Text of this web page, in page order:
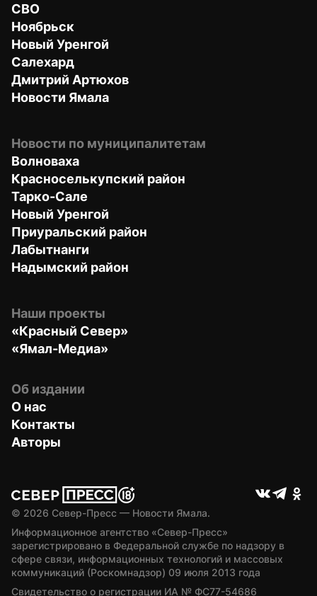
СВО
Ноябрьск
Новый Уренгой
Салехард
Дмитрий Артюхов
Новости Ямала
Новости по муниципалитетам
Волноваха
Красноселькупский район
Тарко-Сале
Новый Уренгой
Приуральский район
Лабытнанги
Надымский район
Наши проекты
«Красный Север»
«Ямал-Медиа»
Об издании
О нас
Контакты
Авторы
© 2026 Север-Пресс — Новости Ямала.
Информационное агентство «Север-Пресс»
зарегистрировано в Федеральной службе по надзору в
сфере связи, информационных технологий и массовых
коммуникаций (Роскомнадзор) 09 июля 2013 года
Свидетельство о регистрации ИА № ФС77-54686